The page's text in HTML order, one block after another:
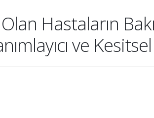
Hastaların
ve